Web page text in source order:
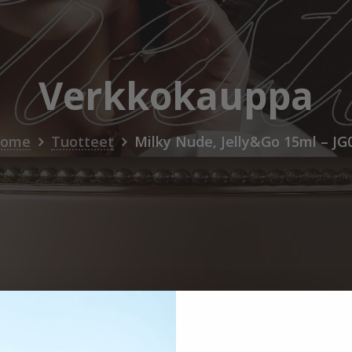
Verkkokauppa
Tuotteet Milky Nude, Jelly&Go 15ml –